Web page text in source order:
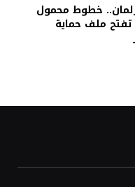
خطوط محمول
ملف حماية